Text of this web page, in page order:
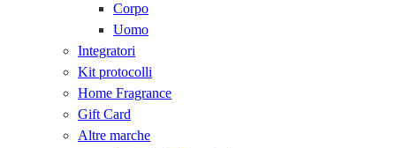
Corpo
Uomo
Integratori
Kit protocolli
Home Fragrance
Gift Card
Altre marche